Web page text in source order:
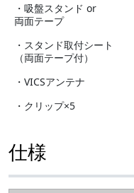
・吸盤スタンド or
両面テープ
・スタンド取付シート
（両面テープ付）
・VICSアンテナ
・クリップ×5
仕様